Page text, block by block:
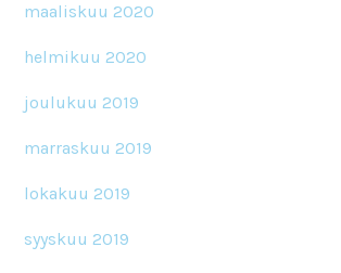
maaliskuu 2020
helmikuu 2020
joulukuu 2019
marraskuu 2019
lokakuu 2019
syyskuu 2019